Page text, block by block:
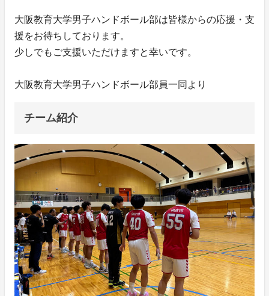
大阪教育大学男子ハンドボール部は皆様からの応援・支
援をお待ちしております。
少しでもご支援いただけますと幸いです。
大阪教育大学男子ハンドボール部員一同より
チーム紹介